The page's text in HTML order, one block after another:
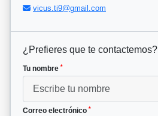
vicus.ti9@gmail.com
¿Prefieres que te contactemos?
Tu nombre *
Correo electrónico *